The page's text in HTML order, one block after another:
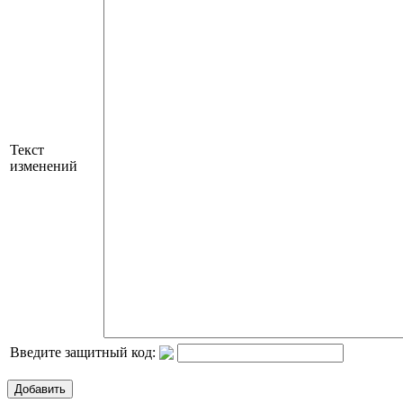
Текст
изменений
Введите защитный код:
Добавить